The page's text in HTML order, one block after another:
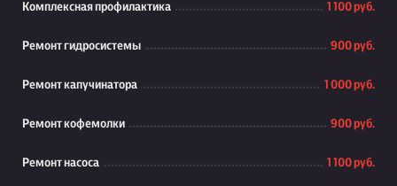
Комплексная профилактика 1 100 руб.
Ремонт гидросистемы 900 руб.
Ремонт капучинатора 1 000 руб.
Ремонт кофемолки 900 руб.
Ремонт насоса 1 100 руб.